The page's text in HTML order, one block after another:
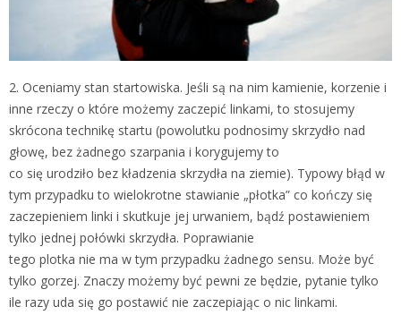
2. Oceniamy stan startowiska. Jeśli są na nim kamienie, korzenie i
inne rzeczy o które możemy zaczepić linkami, to stosujemy
skrócona technikę startu (powolutku podnosimy skrzydło nad
głowę, bez żadnego szarpania i korygujemy to
co się urodziło bez kładzenia skrzydła na ziemie). Typowy błąd w
tym przypadku to wielokrotne stawianie „płotka” co kończy się
zaczepieniem linki i skutkuje jej urwaniem, bądź postawieniem
tylko jednej połówki skrzydła. Poprawianie
tego plotka nie ma w tym przypadku żadnego sensu. Może być
tylko gorzej. Znaczy możemy być pewni ze będzie, pytanie tylko
ile razy uda się go postawić nie zaczepiając o nic linkami.